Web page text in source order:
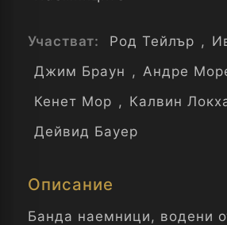
Участват: Род Тейлър ,
Джим Браун , Андре
Кенет Мор , Калвин
Дейвид Бауер
Описание
Банда наемници, водени